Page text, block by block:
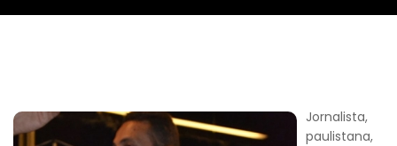
Jornalista,
paulistana,